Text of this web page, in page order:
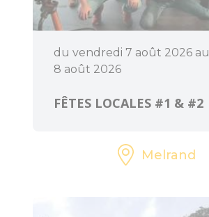
du vendredi 7 août 2026
8 août 2026
FÊTES LOCALES #1 & #2
Melrand